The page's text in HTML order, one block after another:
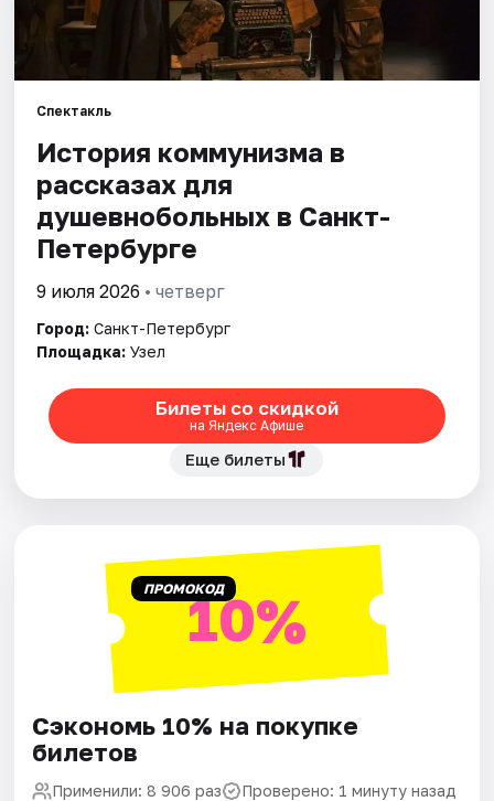
Спорт
Города
Площадки
Артисты
Рейтинги
Спектакль
История коммунизма в
рассказах для
душевнобольных в Санкт-
Петербурге
9 июля 2026 • четверг
Город: Санкт-Петербург
Площадка: Узел
Билеты со скидкой
на Яндекс Афише
Еще билеты
ПРОМОКОД10%
Сэкономь 10% на покупке
билетов
Применили: 8 906 раз Проверено: 1 минуту назад